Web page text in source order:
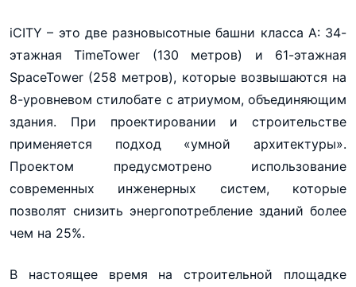
iCITY – это две разновысотные башни класса А: 34-
этажная TimeTower (130 метров) и 61-этажная
SpaceTower (258 метров), которые возвышаются на
8-уровневом стилобате с атриумом, объединяющим
здания. При проектировании и строительстве
применяется подход «умной архитектуры».
Проектом предусмотрено использование
современных инженерных систем, которые
позволят снизить энергопотребление зданий более
чем на 25%.
В настоящее время на строительной площадке